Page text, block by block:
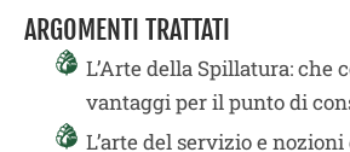
ARGOMENTI TRATTATI
L’Arte della Spillatura: che
vantaggi per il punto di
L’arte del servizio e